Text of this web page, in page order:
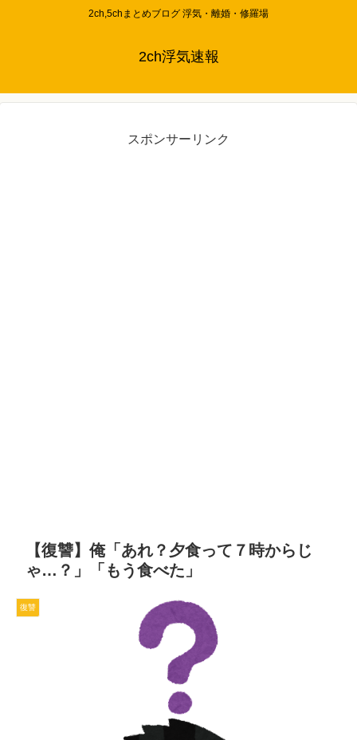
2ch,5chまとめブログ 浮気・離婚・修羅場
2ch浮気速報
スポンサーリンク
【復讐】俺「あれ？夕食って７時からじ
ゃ…？」「もう食べた」
復讐